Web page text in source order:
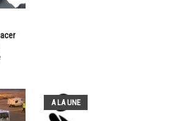
A LA UNE